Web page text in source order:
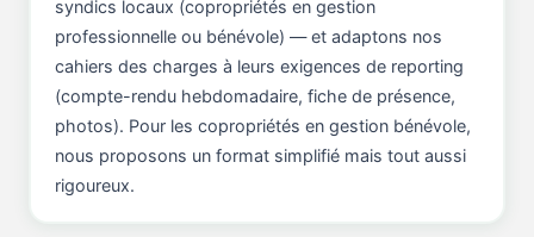
syndics locaux (copropriétés en gestion
professionnelle ou bénévole) — et adaptons nos
cahiers des charges à leurs exigences de reporting
(compte-rendu hebdomadaire, fiche de présence,
photos). Pour les copropriétés en gestion bénévole,
nous proposons un format simplifié mais tout aussi
rigoureux.